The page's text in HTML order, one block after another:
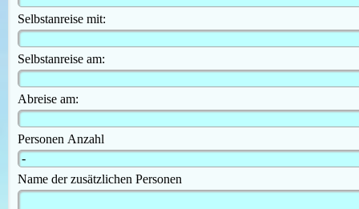
Selbstanreise mit:
Selbstanreise am:
Abreise am:
Personen Anzahl
Name der zusätzlichen Personen